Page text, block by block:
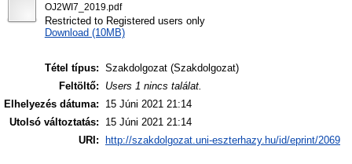
OJ2WI7_2019.pdf
Restricted to Registered users only
Download (10MB)
Tétel típus: Szakdolgozat (Szakdolgozat)
Feltöltő:
Users 1 nincs találat.
Elhelyezés dátuma:
15 Júni 2021 21:14
Utolsó változtatás:
15 Júni 2021 21:14
URI:
http://szakdolgozat.uni-eszterhazy.hu/id/eprint/2069